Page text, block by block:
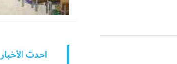
احدث الأخبار